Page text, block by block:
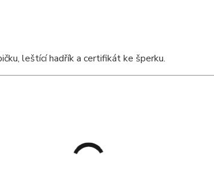
leštící hadřík a certifikát ke šperku.